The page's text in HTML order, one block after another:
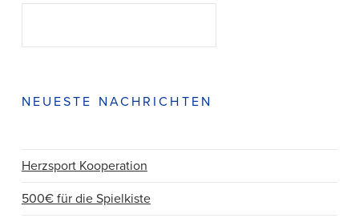
NEUESTE NACHRICHTEN
Herzsport Kooperation
500€ für die Spielkiste